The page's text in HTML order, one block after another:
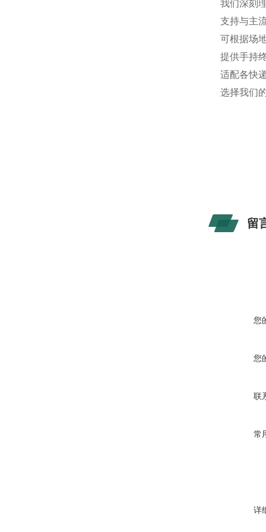
我们深刻
支持与主
可根据场
提供手持
适配各快
选择我们
留
您
您
联
常
详